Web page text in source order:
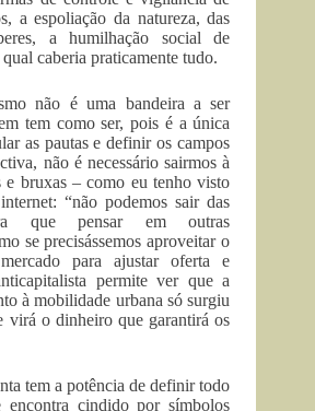
a espoliação da natureza, das
a humilhação social de
caberia praticamente tudo.
não é uma bandeira a ser
tem como ser, pois é a única
as pautas e definir os campos
não é necessário sairmos à
e bruxas – como eu tenho visto
“não podemos sair das
que pensar em outras
se precisássemos aproveitar o
para ajustar oferta e
permite ver que a
à mobilidade urbana só surgiu
virá o dinheiro que garantirá os
tem a potência de definir todo
cindido por símbolos